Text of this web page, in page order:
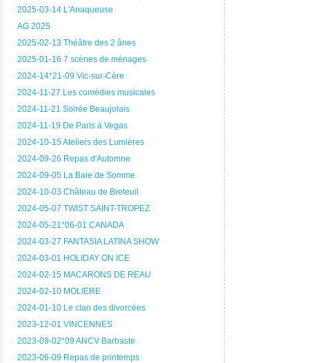
2025-03-14 L'Anaqueuse
AG 2025
2025-02-13 Théâtre des 2 ânes
2025-01-16 7 scènes de ménages
2024-14*21-09 Vic-sur-Cère
2024-11-27 Les comédies musicales
2024-11-21 Soirée Beaujolais
2024-11-19 De Paris à Vegas
2024-10-15 Ateliers des Lumières
2024-09-26 Repas d'Automne
2024-09-05 La Baie de Somme
2024-10-03 Château de Breteuil
2024-05-07 TWIST SAINT-TROPEZ
2024-05-21*06-01 CANADA
2024-03-27 FANTASIA LATINA SHOW
2024-03-01 HOLIDAY ON ICE
2024-02-15 MACARONS DE REAU
2024-02-10 MOLIERE
2024-01-10 Le clan des divorcées
2023-12-01 VINCENNES
2023-09-02*09 ANCV Barbaste
2023-06-09 Repas de printemps